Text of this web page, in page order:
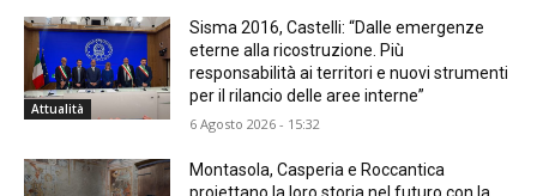
Attualità
Sisma 2016, Castelli: “Dalle emergenze
eterne alla ricostruzione. Più
responsabilità ai territori e nuovi strumenti
per il rilancio delle aree interne”
6 Agosto 2026 - 15:32
Montasola, Casperia e Roccantica